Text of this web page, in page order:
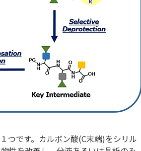
つです。カルボン酸(C末端)をシリル